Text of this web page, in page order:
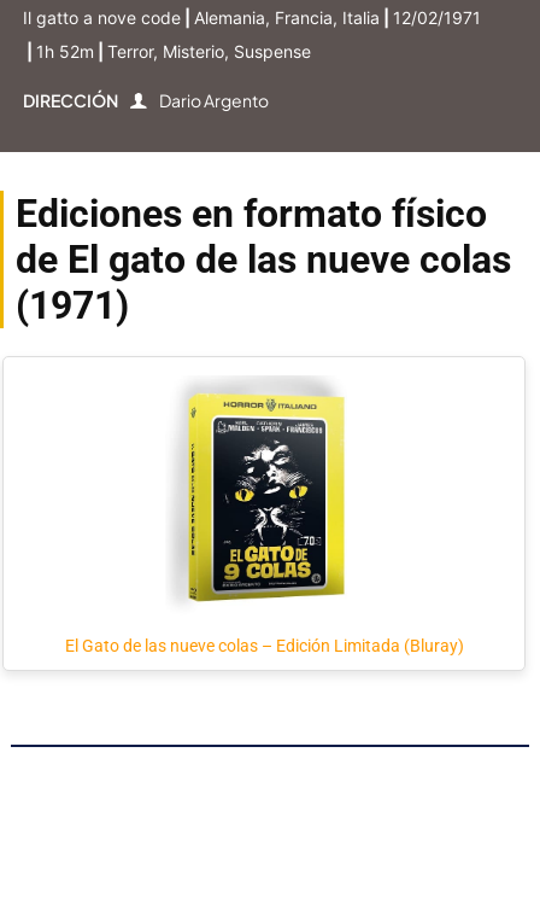
Il gatto a nove code Alemania, Francia, Italia
12/02/1971
1h 52m Terror, Misterio, Suspense
DIRECCIÓN Dario Argento
Ediciones en formato físico
de El gato de las nueve colas
(1971)
El Gato de las nueve colas – Edición Limitada (Bluray)